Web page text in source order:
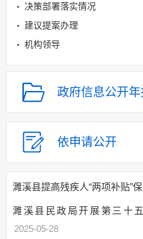
决策部署落实情况
建议提案办理
机构领导
机构设置
人事信息
财政资金
年度财政预决算及
“三公”经费情况
财政专项资金
财政专项资金管理
农村居民最低生活
保障补助资金管理和使用
政府信息公开年
依申请公开
濉溪县提高残疾人“两项补贴”
濉溪县民政局开展第三十
2025-05-28